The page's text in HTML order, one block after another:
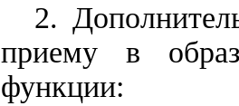
2.
приему в
функции: